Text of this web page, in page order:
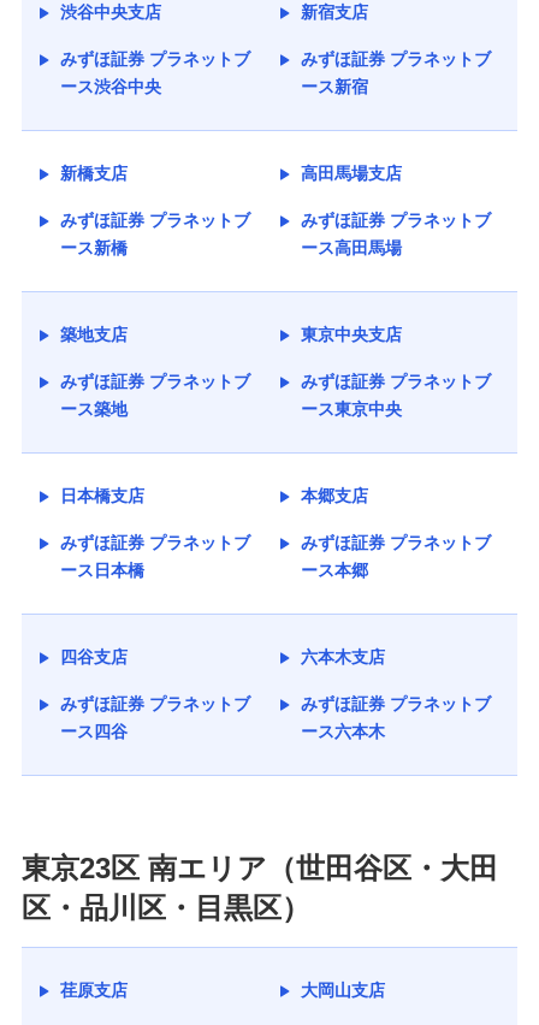
渋谷中央支店
みずほ証券 プラネットブ
ース渋谷中央
新宿支店
みずほ証券 プラネットブ
ース新宿
新橋支店
みずほ証券 プラネットブ
ース新橋
高田馬場支店
みずほ証券 プラネットブ
ース高田馬場
築地支店
みずほ証券 プラネットブ
ース築地
東京中央支店
みずほ証券 プラネットブ
ース東京中央
日本橋支店
みずほ証券 プラネットブ
ース日本橋
本郷支店
みずほ証券 プラネットブ
ース本郷
四谷支店
みずほ証券 プラネットブ
ース四谷
六本木支店
みずほ証券 プラネットブ
ース六本木
東京23区 南エリア（世田谷区・大田
区・品川区・目黒区）
荏原支店 大岡山支店